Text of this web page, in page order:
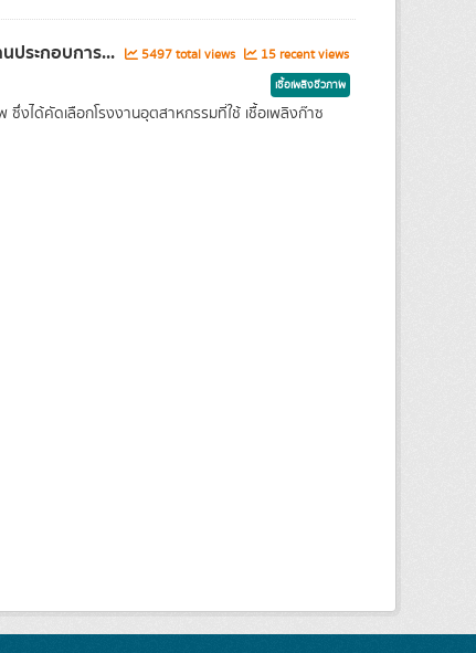
ประกอบการ... 5497 total views 15 recent views
เชื้อเพลิงชีวภาพ
งได้คัดเลือกโรงงานอุตสาหกรรมที่ใช้ เชื้อเพลิงก๊าซ